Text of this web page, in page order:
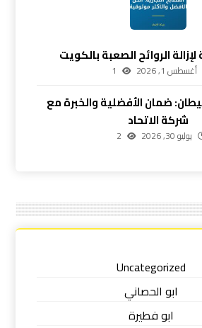
الروائح الصعبة بالكويت
أغسطس 1, 2026 1
ضمان الأفضلية والخبرة مع
شركة الاتحاد
يوليو 30, 2026 2
Uncategorized
ابو الحصاني
ابو فطيرة